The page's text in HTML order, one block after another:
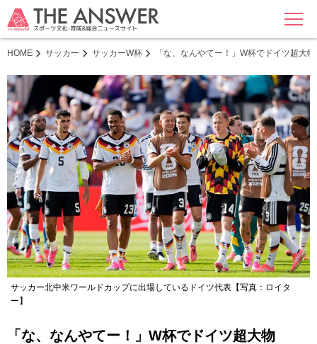
MENU
HOME サッカー サッカーW杯 「な、なんやてー！」W杯でドイツ超大
サッカー北中米ワールドカップに出場しているドイツ代表【写真：ロイタ
ー】
「な、なんやてー！」W杯でドイツ超大物